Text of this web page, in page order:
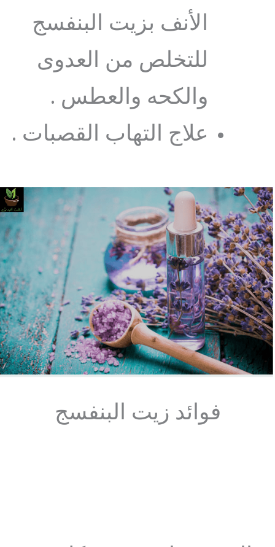
الأنف بزيت البنفسج
للتخلص من العدوى
والكحه والعطس .
علاج التهاب القصبات .
فوائد زيت البنفسج